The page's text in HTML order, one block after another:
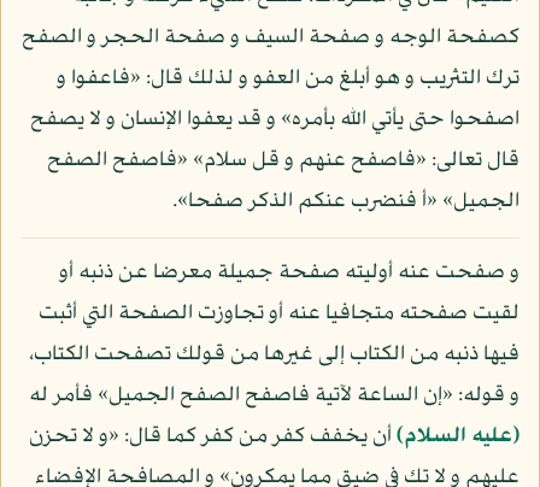
كصفحة الوجه و صفحة السيف و صفحة الحجر و الصفح
ترك التثريب و هو أبلغ من العفو و لذلك قال: «فاعفوا و
اصفحوا حتى يأتي الله بأمره» و قد يعفوا الإنسان و لا يصفح
قال تعالى: «فاصفح عنهم و قل سلام» «فاصفح الصفح
الجميل» «أ فنضرب عنكم الذكر صفحا».
و صفحت عنه أوليته صفحة جميلة معرضا عن ذنبه أو
لقيت صفحته متجافيا عنه أو تجاوزت الصفحة التي أثبت
فيها ذنبه من الكتاب إلى غيرها من قولك تصفحت الكتاب،
و قوله: «إن الساعة لآتية فاصفح الصفح الجميل» فأمر له
(عليه السلام)أن يخفف كفر من كفر كما قال: «و لا تحزن
عليهم و لا تك في ضيق مما يمكرون» و المصافحة الإفضاء